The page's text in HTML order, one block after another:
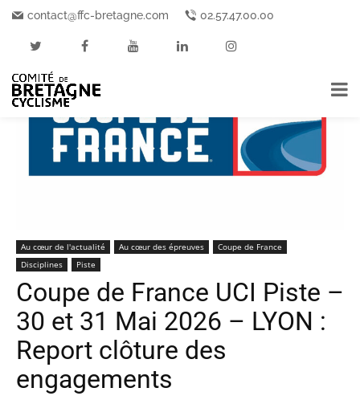
contact@ffc-bretagne.com 02.57.47.00.00
Accueil Au cœur de l'actualité
Au cœur de l'actualité Au cœur des épreuves
Coupe de France
Disciplines
Piste
Coupe de France UCI Piste –
30 et 31 Mai 2026 – LYON :
Report clôture des
engagements